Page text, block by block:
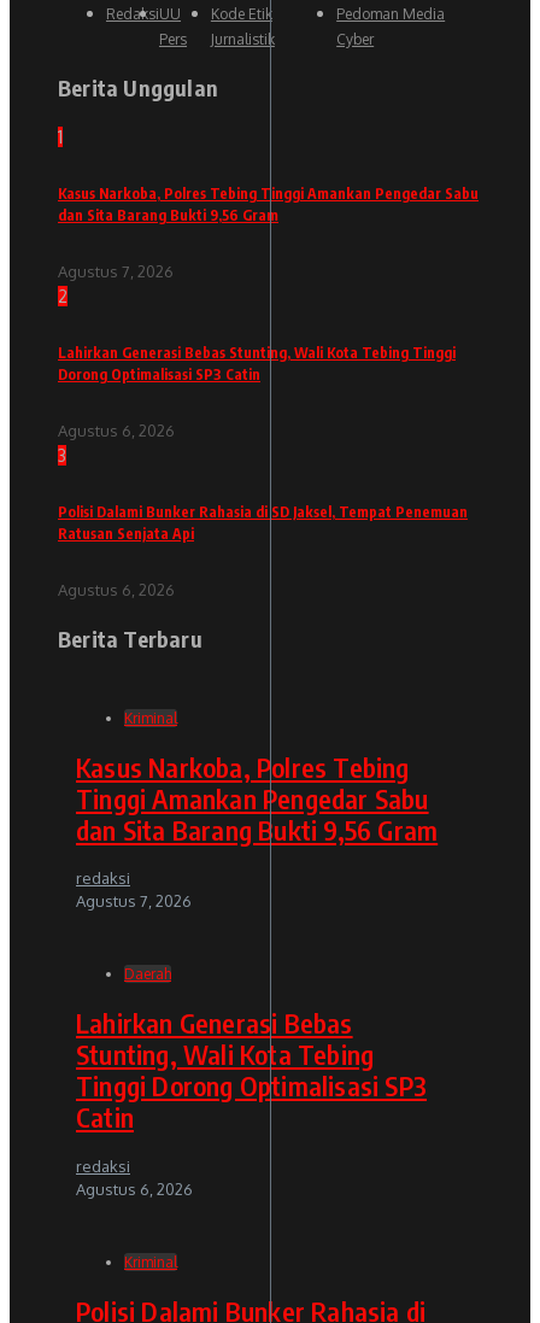
RedaksiUU
Pers
Kode Etik
Jurnalistik
Pedoman Media
Cyber
Berita Unggulan
1
Kasus Narkoba, Polres Tebing Tinggi Amankan Pengedar Sabu
dan Sita Barang Bukti 9,56 Gram
Agustus 7, 2026
2
Lahirkan Generasi Bebas Stunting, Wali Kota Tebing Tinggi
Dorong Optimalisasi SP3 Catin
Agustus 6, 2026
3
Polisi Dalami Bunker Rahasia di SD Jaksel, Tempat Penemuan
Ratusan Senjata Api
Agustus 6, 2026
Berita Terbaru
Kriminal
Kasus Narkoba, Polres Tebing
Tinggi Amankan Pengedar Sabu
dan Sita Barang Bukti 9,56 Gram
redaksi
Agustus 7, 2026
Daerah
Lahirkan Generasi Bebas
Stunting, Wali Kota Tebing
Tinggi Dorong Optimalisasi SP3
Catin
redaksi
Agustus 6, 2026
Kriminal
Polisi Dalami Bunker Rahasia di